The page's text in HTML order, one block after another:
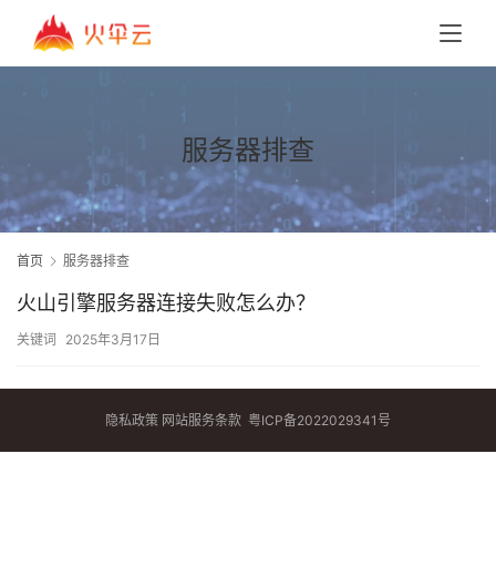
服务器排查
首页 服务器排查
火山引擎服务器连接失败怎么办？
关键词 2025年3月17日
隐私政策 网站服务条款 粤ICP备2022029341号